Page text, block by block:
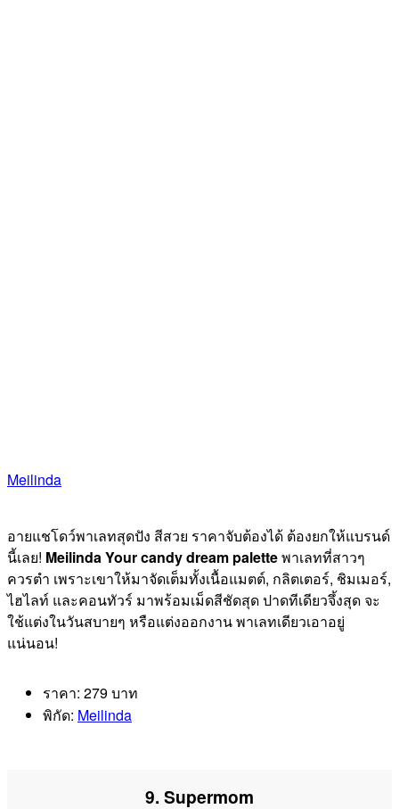
Meilinda
อายแชโดว์พาเลทสุดปัง สีสวย ราคาจับต้องได้ ต้องยกให้แบรนด์
นี้เลย! MeilindaYour candy dream paletteพาเลทที่สาวๆ
ควรตำ เพราะเขาให้มาจัดเต็มทั้งเนื้อแมตต์, กลิตเตอร์, ชิมเมอร์,
ไฮไลท์ และคอนทัวร์ มาพร้อมเม็ดสีชัดสุด ปาดทีเดียวจึ้งสุด จะ
ใช้แต่งในวันสบายๆ หรือแต่งออกงาน พาเลทเดียวเอาอยู่
แน่นอน!
ราคา: 279 บาท
พิกัด: Meilinda
9. Supermom